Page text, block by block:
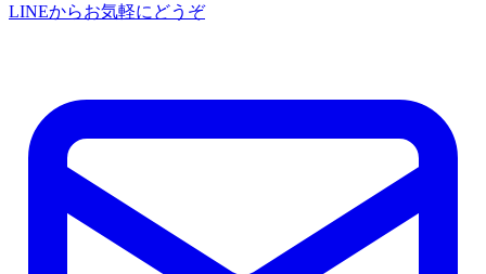
LINEからお気軽にどうぞ